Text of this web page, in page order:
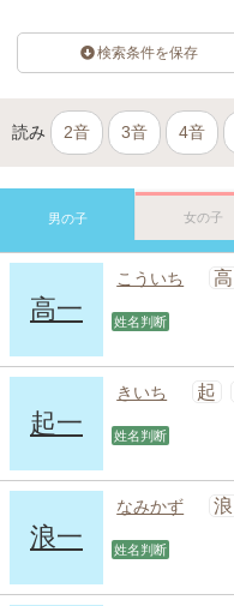
検索条件を保存
読み 2音 3音 4音
男の子 女の子
高一
こういち 高
姓名判断
起一
きいち 起
姓名判断
浪一
なみかず 浪
姓名判断